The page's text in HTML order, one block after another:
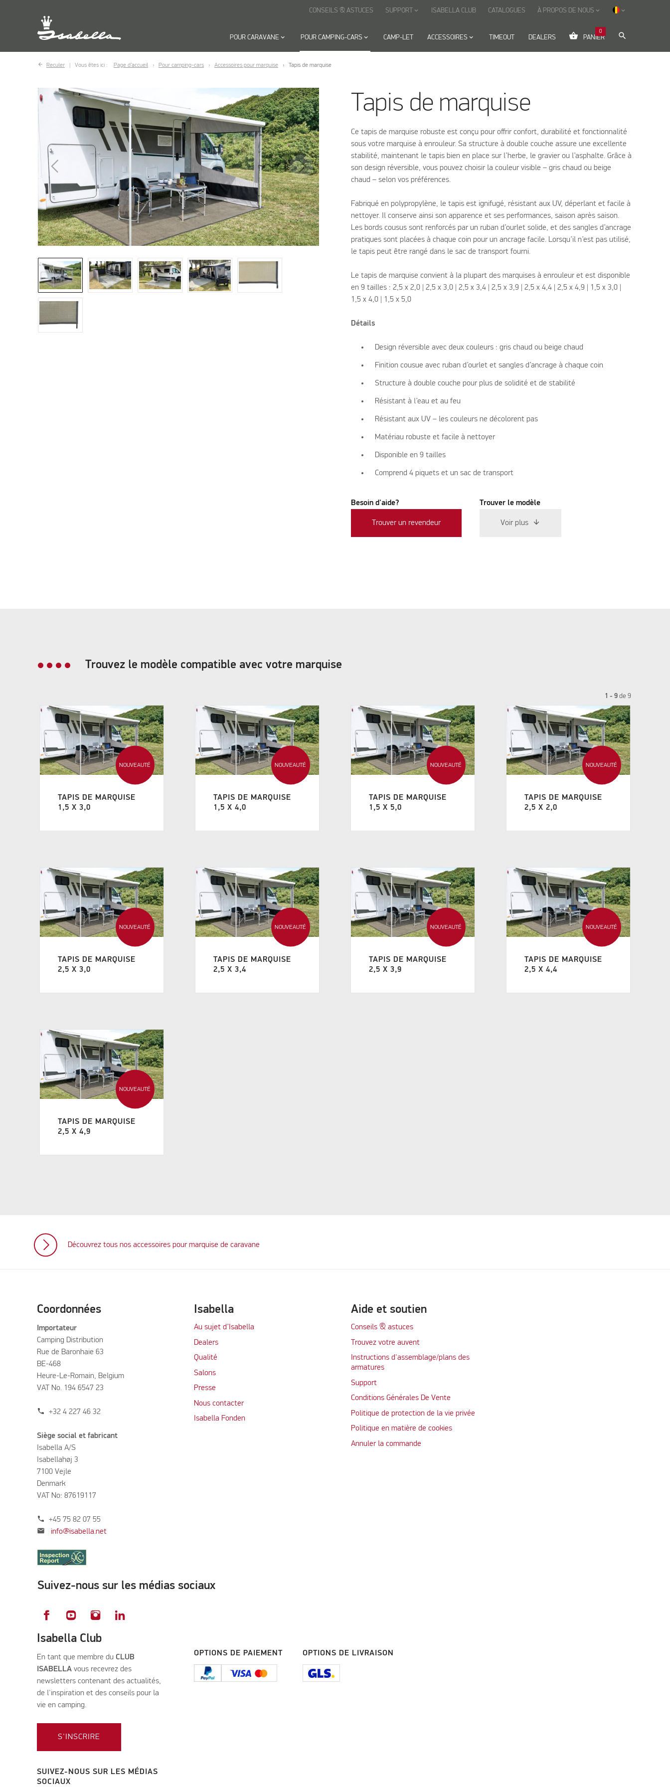
POUR CARAVANE keyboard_arrow_down POUR CAMPING-CARSkeyboard_arrow_down CAMP-LET ACCESSOIRES keyboard_arrow_down TIMEOUT DEALERS shopping_basket PANIER
0
search
CONSEILS & ASTUCES SUPPORT keyboard_arrow_down ISABELLA CLUB CATALOGUES À PROPOS DE NOUS keyboard_arrow_down keyboard_arrow_down
Reculer Vous êtes ici : Page d’accueil Pour camping-cars Accessoires pour marquise Tapis de marquise
Tapis de marquise
Ce tapis de marquise robuste est conçu pour offrir confort, durabilité et fonctionnalité
sous votre marquise à enrouleur. Sa structure à double couche assure une excellente
stabilité, maintenant le tapis bien en place sur l’herbe, le gravier ou l’asphalte. Grâce à
son design réversible, vous pouvez choisir la couleur visible – gris chaud ou beige
chaud – selon vos préférences.
Fabriqué en polypropylène, le tapis est ignifugé, résistant aux UV, déperlant et facile à
nettoyer. Il conserve ainsi son apparence et ses performances, saison après saison.
Les bords cousus sont renforcés par un ruban d’ourlet solide, et des sangles d’ancrage
pratiques sont placées à chaque coin pour un ancrage facile. Lorsqu’il n’est pas utilisé,
le tapis peut être rangé dans le sac de transport fourni.
Le tapis de marquise convient à la plupart des marquises à enrouleur et est disponible
en 9 tailles : 2,5 x 2,0 | 2,5 x 3,0 | 2,5 x 3,4 | 2,5 x 3,9 | 2,5 x 4,4 | 2,5 x 4,9 | 1,5 x 3,0 |
1,5 x 4,0 | 1,5 x 5,0
Détails
Design réversible avec deux couleurs : gris chaud ou beige chaud
Finition cousue avec ruban d’ourlet et sangles d’ancrage à chaque coin
Structure à double couche pour plus de solidité et de stabilité
Résistant à l’eau et au feu
Résistant aux UV – les couleurs ne décolorent pas
Matériau robuste et facile à nettoyer
Disponible en 9 tailles
Comprend 4 piquets et un sac de transport
Besoin d'aide?
Trouver un revendeur
Trouver le modèle
Voir plus
Trouvez le modèle compatible avec votre marquise
1 - 9 de9
NOUVEAUTÉ
TAPIS DE MARQUISE
1,5 X 3,0
NOUVEAUTÉ
TAPIS DE MARQUISE
1,5 X 4,0
NOUVEAUTÉ
TAPIS DE MARQUISE
1,5 X 5,0
NOUVEAUTÉ
TAPIS DE MARQUISE
2,5 X 2,0
NOUVEAUTÉ
TAPIS DE MARQUISE
2,5 X 3,0
NOUVEAUTÉ
TAPIS DE MARQUISE
2,5 X 3,4
NOUVEAUTÉ
TAPIS DE MARQUISE
2,5 X 3,9
NOUVEAUTÉ
TAPIS DE MARQUISE
2,5 X 4,4
NOUVEAUTÉ
TAPIS DE MARQUISE
2,5 X 4,9
Découvrez tous nos accessoires pour marquise de caravane
Coordonnées
Importateur
Camping Distribution
Rue de Baronhaie 63
BE-468
Heure-Le-Romain, Belgium
VAT No. 194 6547 23
phone +32 4 227 46 32
Siège social et fabricant
Isabella A/S
Isabellahøj 3
7100 Vejle
Denmark
VAT No: 87619117
phone +45 75 82 07 55
mail info@isabella.net
Isabella
Au sujet d’Isabella
Dealers
Qualité
Salons
Presse
Nous contacter
Isabella Fonden
Aide et soutien
Conseils & astuces
Trouvez votre auvent
Instructions d'assemblage/plans des
armatures
Support
Conditions Générales De Vente
Politique de protection de la vie privée
Politique en matière de cookies
Annuler la commande
Suivez-nous sur les médias sociaux
Isabella Club
En tant que membre du CLUB
ISABELLA vous recevrez des
newsletters contenant des actualités,
de l'inspiration et des conseils pour la
vie en camping.
S'INSCRIRE
SUIVEZ-NOUS SUR LES MÉDIAS
SOCIAUX
OPTIONS DE PAIEMENT OPTIONS DE LIVRAISON